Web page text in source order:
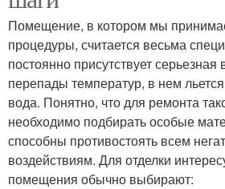
Помещение, в котором мы
процедуры, считается весьма
постоянно присутствует серьезная
перепады температур, в нем
вода. Понятно, что для ремонта
необходимо подбирать особые
способны противостоять всем
воздействиям. Для отделки
помещения обычно выбирают: